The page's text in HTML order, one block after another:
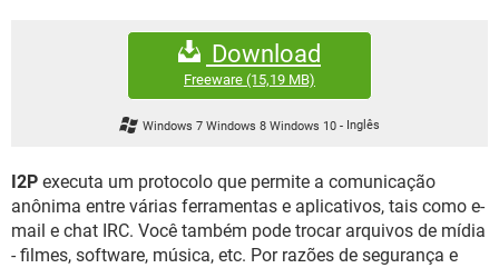
EXCEL
GMAIL
FACEBOOK
EXCEL
GMAIL
WHATSAPP
INSTAGRAM GMAIL
GUIA DE COMPRAS
Download
Freeware (15,19 MB)
Windows 7 Windows 8 Windows 10 - Inglês
I2P executa um protocolo que permite a comunicação
anônima entre várias ferramentas e aplicativos, tais como e-
mail e chat IRC. Você também pode trocar arquivos de mídia
- filmes, software, música, etc. Por razões de segurança e